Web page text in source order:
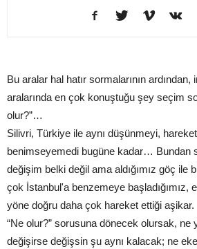
Bu aralar hal hatır sormalarının ardından,
aralarında en çok konuştuğu şey seçim
olur?”…
Silivri, Türkiye ile aynı düşünmeyi,
benimseyemedi bugüne kadar… Bundan
değişim belki değil ama aldığımız göç ile
çok İstanbul'a benzemeye başladığımız,
yöne doğru daha çok hareket ettiği aşikar.
“Ne olur?” sorusuna dönecek olursak,
değişirse değişsin şu aynı kalacak; ne